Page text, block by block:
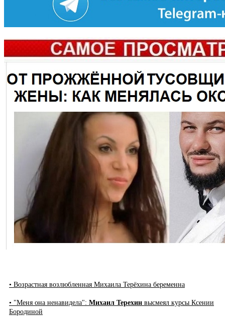
• Возрастная возлюбленная Михаила Терёхина беременна
• "Меня она ненавидела": Михаил Терехин высмеял курсы Ксении
Бородиной